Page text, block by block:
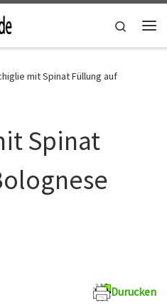
Search
mit Spinat Füllung auf
Spinat
Durucken